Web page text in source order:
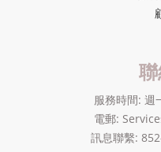
服務時間: 週
電郵:
訊息聯繫: